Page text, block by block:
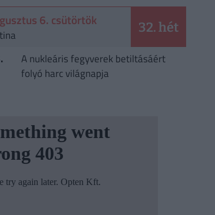
6. csütörtök 32. hét
A nukleáris fegyverek betiltásáért
folyó harc világnapja